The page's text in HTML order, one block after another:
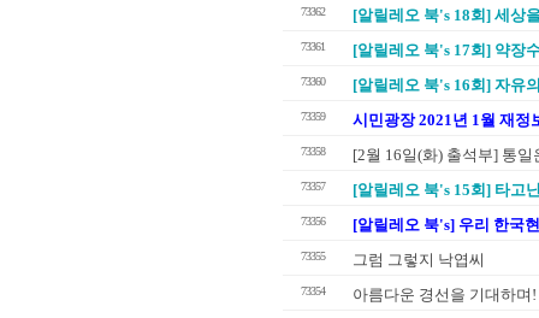
73362 [알릴레오 북's 18회] 세상
73361 [알릴레오 북's 17회] 약장
73360 [알릴레오 북's 16회] 자유
73359 시민광장 2021년 1월 재정
73358 [2월 16일(화) 출석부] 통
73357 [알릴레오 북's 15회] 타고
73356 [알릴레오 북's] 우리 한국
73355 그럼 그렇지 낙엽씨
73354 아름다운 경선을 기대하며!